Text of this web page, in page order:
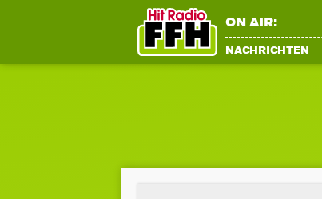
ON AIR:
NACHRICHTEN